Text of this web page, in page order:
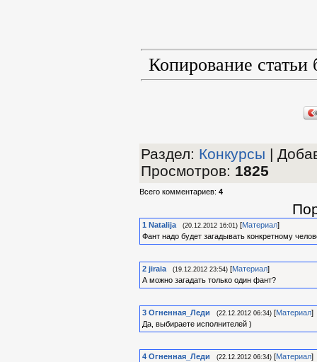
Копирование
Раздел: Конкурсы |
Просмотров: 1825
Всего комментариев: 4
1 Natalija (20.12.2012 16:01) [Материал]
Фант надо будет загадывать конкретному
2 jiraia (19.12.2012 23:54) [Материал]
А можно загадать только один фант?
3 Огненная_Леди (22.12.2012 06:34) [Материал]
Да, выбираете исполнителей )
4 Огненная_Леди (22.12.2012 06:34) [Материал]